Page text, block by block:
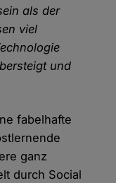
als der
viel
und
fabelhafte
ganz
durch Social